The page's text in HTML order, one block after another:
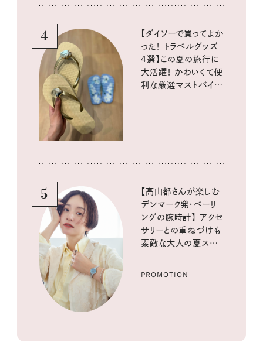
4
【ダイソーで買ってよか
った！ トラベルグッズ
4選】この夏の旅行に
大活躍！ かわいくて便
利な厳選マストバイア
5
【高山都さんが楽しむ
デンマーク発・ベーリ
ングの腕時計】 アクセ
サリーとの重ねづけも
素敵な大人の夏スタイ
PROMOTION